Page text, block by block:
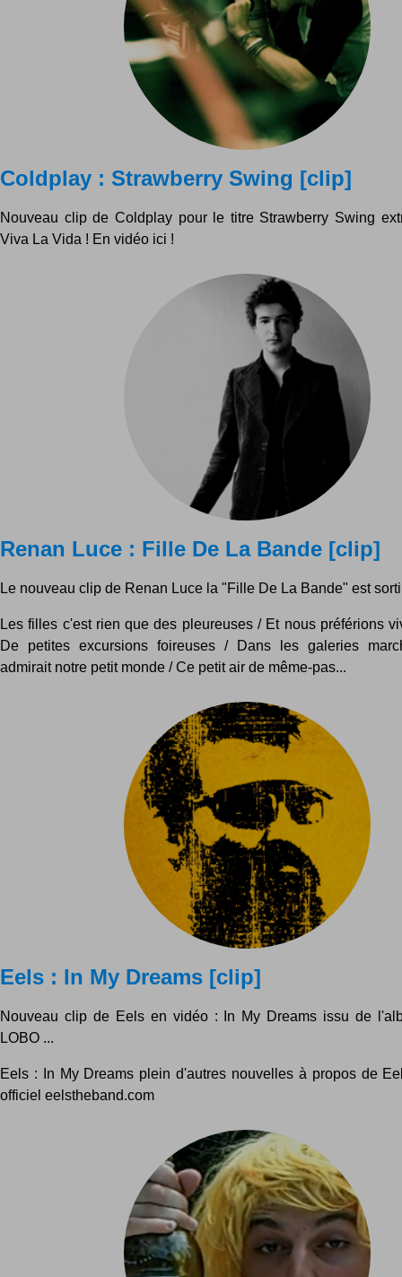
Coldplay : Strawberry Swing [clip]
Nouveau clip de Coldplay pour le titre Strawberry Swing
Viva La Vida ! En vidéo ici !
Renan Luce : Fille De La Bande [clip]
Le nouveau clip de Renan Luce la "Fille De La Bande" est
Les filles c'est rien que des pleureuses / Et nous préférions
De petites excursions foireuses / Dans les galeries
admirait notre petit monde / Ce petit air de même-pas...
Eels : In My Dreams [clip]
Nouveau clip de Eels en vidéo : In My Dreams issu de
LOBO ...
Eels : In My Dreams plein d'autres nouvelles à propos de
officiel eelstheband.com